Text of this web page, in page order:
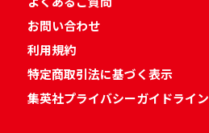
お問い合わせ
利用規約
特定商取引法に基づく表示
集英社プライバシーガイドライン